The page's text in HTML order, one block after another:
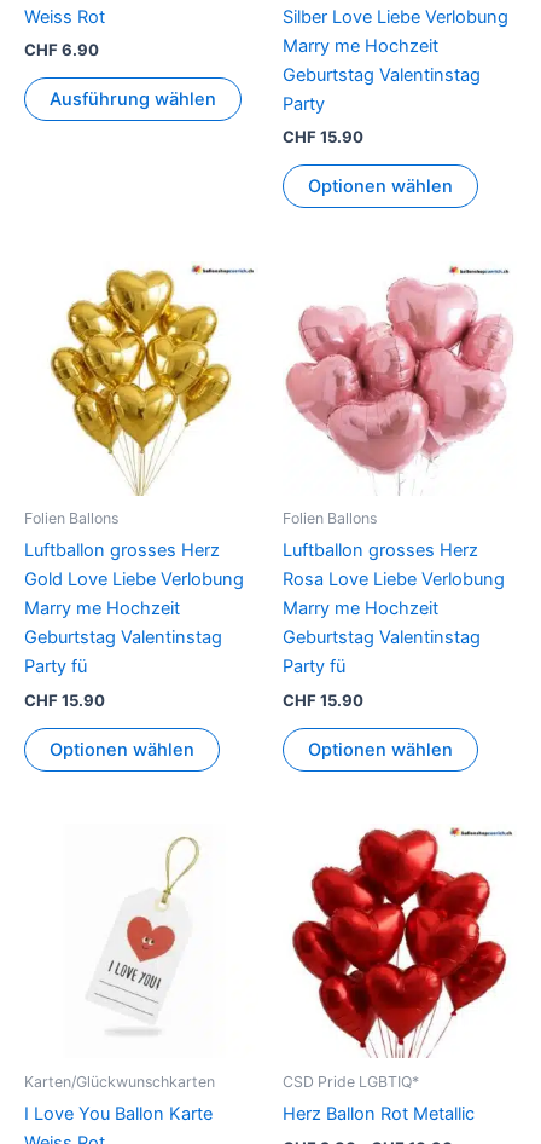
Weiss Rot
CHF6.90
Ausführung wählen
Produktseite
gewählt
werden
Silber Love Liebe Verlobung
Marry me Hochzeit
Geburtstag Valentinstag
Party
CHF15.90
Optionen wählen
Folien Ballons
Luftballon grosses Herz
Gold Love Liebe Verlobung
Marry me Hochzeit
Geburtstag Valentinstag
Party fü
CHF15.90
Optionen wählen
Folien Ballons
Luftballon grosses Herz
Rosa Love Liebe Verlobung
Marry me Hochzeit
Geburtstag Valentinstag
Party fü
CHF15.90
Optionen wählen
Karten/Glückwunschkarten
I Love You Ballon Karte
CSD Pride LGBTIQ*
Herz Ballon Rot Metallic